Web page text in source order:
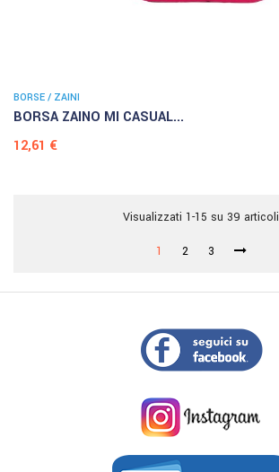
BORSE / ZAINI
BORSA ZAINO MI CASUAL...
Prezzo
12,61 €
Visualizzati 1-15 su 39 articoli
1 2 3